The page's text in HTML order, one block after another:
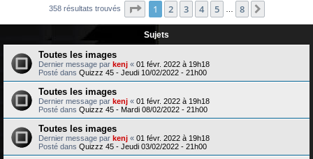
c
358 résultats trouvés Page 1sur8
1 2 3 4 5 8
Sujets
Toutes les images
Dernier message par kenj « 01 févr. 2022 à 19h18
Posté dans Quizzz 45 - Jeudi 10/02/2022 - 21h00
Toutes les images
Dernier message par kenj « 01 févr. 2022 à 19h18
Posté dans Quizzz 45 - Mardi 08/02/2022 - 21h00
Toutes les images
Dernier message par kenj « 01 févr. 2022 à 19h18
Posté dans Quizzz 45 - Jeudi 03/02/2022 - 21h00